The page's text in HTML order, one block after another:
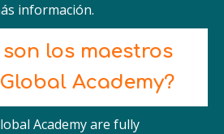
información.
los maestros
Academy?
Academy are fully